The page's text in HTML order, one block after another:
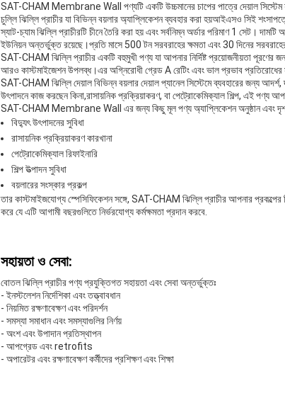
SAT-CHAM Membrane Wall পণ্যটি একটি উচ্চমানের চাপের পাত্রে দেয়াল সিস্টেম
চুল্লি ঝিল্লি প্রাচীর যা বিভিন্ন বয়লার অ্যাপ্লিকেশন ব্যবহার করা হয়আইএসও সিই
স্যাট-চ্যাম ঝিল্লি প্রাচীরটি চীনে তৈরি করা হয় এবং সর্বনিম্ন অর্ডার পরিমাণ 1 সেট।
ইউনিয়ন অন্তর্ভুক্ত রয়েছে।প্রতি মাসে 500 টন সরবরাহের ক্ষমতা এবং 30 দিনের
SAT-CHAM ঝিল্লি প্রাচীর একটি বহুমুখী পণ্য যা আপনার নির্দিষ্ট প্রয়োজনীয়তা
আরও কাস্টমাইজেশন উপলব্ধ।এর অগ্নিরোধী গ্রেড A রেটিং এবং ভাল প্রভাব
SAT-CHAM ঝিল্লি দেয়াল বিভিন্ন বয়লার দেয়াল প্যানেল সিস্টেমে ব্যবহারের জন্য
উৎপাদনে কাজ করছেন কিনা,রাসায়নিক প্রক্রিয়াকরণ, বা পেট্রোকেমিক্যাল শিল্প, এই পণ্য
SAT-CHAM Membrane Wall এর জন্য কিছু মূল পণ্য অ্যাপ্লিকেশন অনুষ্ঠান এবং
বিদ্যুৎ উৎপাদনের সুবিধা
রাসায়নিক প্রক্রিয়াকরণ কারখানা
পেট্রোকেমিক্যাল রিফাইনারি
শিল্প উত্পাদন সুবিধা
বয়লারের সংস্কার প্রকল্প
তার কাস্টমাইজযোগ্য স্পেসিফিকেশন সঙ্গে, SAT-CHAM ঝিল্লি প্রাচীর আপনার প্রকল্পের
করে যে এটি আগামী বছরগুলিতে নির্ভরযোগ্য কর্মক্ষমতা প্রদান করবে.
সহায়তা ও সেবা:
বোতল ঝিল্লি প্রাচীর পণ্য প্রযুক্তিগত সহায়তা এবং সেবা অন্তর্ভুক্তঃ
- ইনস্টলেশন নির্দেশিকা এবং তত্ত্বাবধান
- নিয়মিত রক্ষণাবেক্ষণ এবং পরিদর্শন
- সমস্যা সমাধান এবং সমস্যাগুলির নির্ণয়
- অংশ এবং উপাদান প্রতিস্থাপন
- আপগ্রেড এবং retrofits
- অপারেটর এবং রক্ষণাবেক্ষণ কর্মীদের প্রশিক্ষণ এবং শিক্ষা